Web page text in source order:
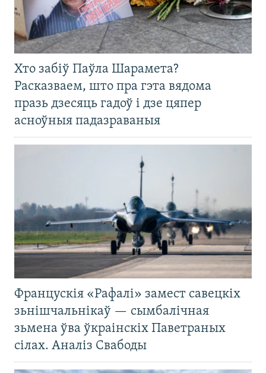
Хто забіў Паўла Шарамета?
Расказваем, што пра гэта вядома
празь дзесяць гадоў і дзе цяпер
асноўныя падазраваныя
Францускія «Рафалі» замест савецкіх
зьнішчальнікаў — сымбалічная
зьмена ўва ўкраінскіх Паветраных
сілах. Аналіз Свабоды